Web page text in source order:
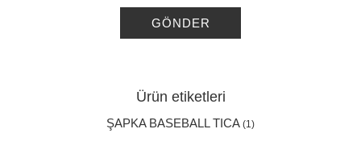
GÖNDER
Ürün etiketleri
ŞAPKA BASEBALL TICA (1)